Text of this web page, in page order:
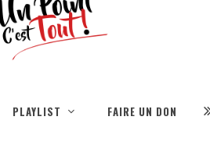
PLAYLIST FAIRE UN DON